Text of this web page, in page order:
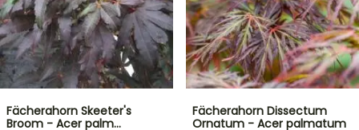
Fächerahorn Skeeter's
Broom - Acer palm…
Fächerahorn Dissectum
Ornatum - Acer palmatum